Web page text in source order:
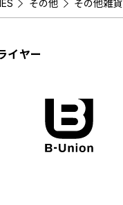
その他 その他雑貨
イヤー